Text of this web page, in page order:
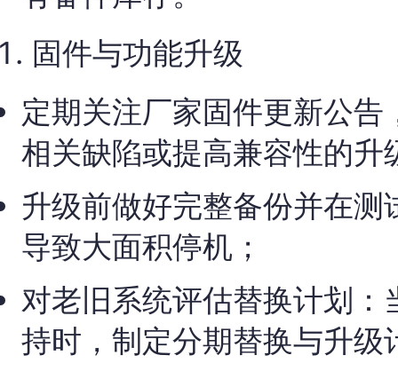
固件与功能升级
定期关注厂家固件更新公
相关缺陷或提高兼容性的升
升级前做好完整备份并在
导致大面积停机；
对老旧系统评估替换计划
持时，制定分期替换与升级